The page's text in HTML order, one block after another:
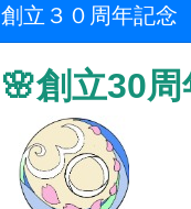
創立３０周年記念
🌸創立30